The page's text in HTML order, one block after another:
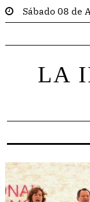
Sábado 08 de
LA